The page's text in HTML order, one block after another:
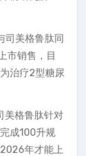
司美格鲁肽同
市销售，目
治疗2型糖尿
美格鲁肽针对
成100升规
年才能上